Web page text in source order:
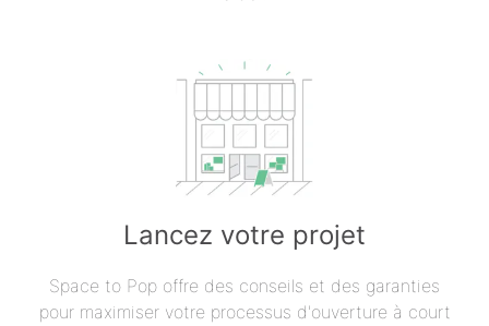
Lancez votre projet
Space to Pop offre des conseils et des garanties
pour maximiser votre processus d'ouverture à court